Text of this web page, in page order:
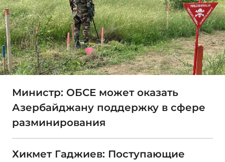
Министр: ОБСЕ может оказать
Азербайджану поддержку в сфере
разминирования
Хикмет Гаджиев: Поступающие